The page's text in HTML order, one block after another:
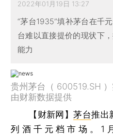
2022年01月19日 13:27
“茅台1935”填补茅台在千
台难以直接提价的现状下
能力
贵州茅台（ 600519.SH
由财新数据提供
【财新网】茅台推出
列酒千元档市场。1